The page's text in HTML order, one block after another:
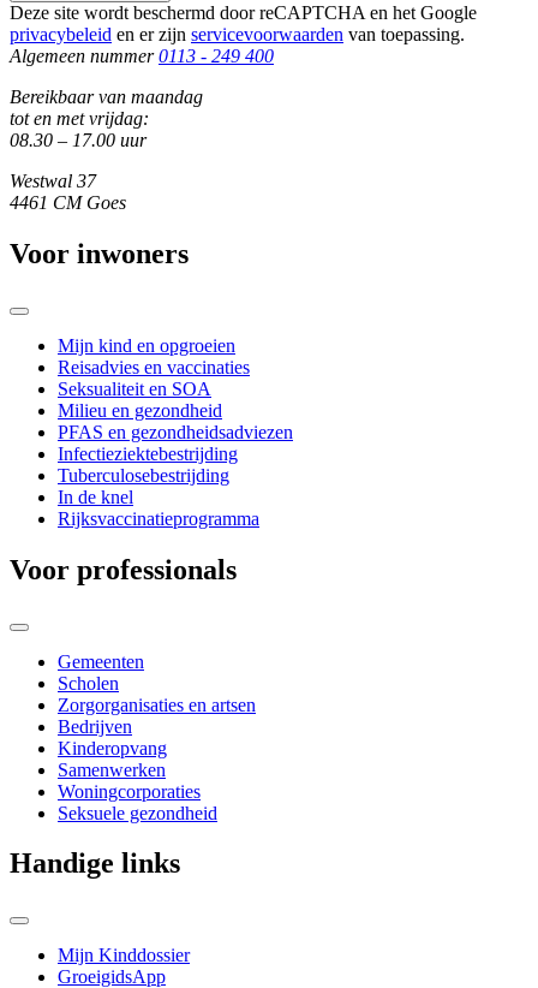
Deze site wordt beschermd door reCAPTCHA en het Google
privacybeleid en er zijn servicevoorwaarden van toepassing.
Algemeen nummer 0113 - 249 400
Bereikbaar van maandag
tot en met vrijdag:
08.30 – 17.00 uur
Westwal 37
4461 CM Goes
Voor inwoners
Mijn kind en opgroeien
Reisadvies en vaccinaties
Seksualiteit en SOA
Milieu en gezondheid
PFAS en gezondheidsadviezen
Infectieziektebestrijding
Tuberculosebestrijding
In de knel
Rijksvaccinatieprogramma
Voor professionals
Gemeenten
Scholen
Zorgorganisaties en artsen
Bedrijven
Kinderopvang
Samenwerken
Woningcorporaties
Seksuele gezondheid
Handige links
Mijn Kinddossier
GroeigidsApp